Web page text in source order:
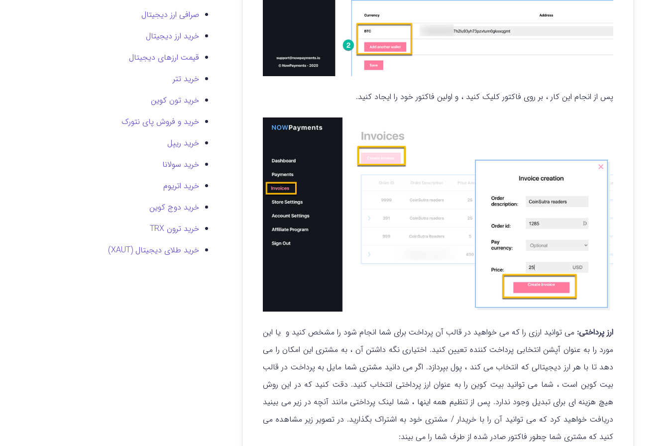
پس از انجام این کار ، بر روی فاکتور کلیک کنید ، و اولین فاکتور خود را ایجاد کنید.
ارز پرداختی: می توانید ارزی را که می خواهید در قالب آن پرداخت برای شما انجام شود را مشخص کنید و یا این
مورد را به عنوان آپشن انتخابی پرداخت کننده تعیین کنید. اختیاری نگه داشتن آن ، به مشتری این امکان را می
دهد تا با هر ارز دیجیتالی که انتخاب می کند ، پول بپردازد. اگر می دانید مشتری شما مایل به پرداخت در قالب
بیت کوین است ، شما می توانید بیت کوین را به عنوان ارز پرداختی انتخاب کنید. دقت کنید که در این روش
هیچ هزینه ای برای تبدیل وجود ندارد. پس از تنظیم همه اینها ، شما لینک پرداختی مانند آنچه در زیر می بینید
دریافت خواهید کرد که می توانید آن را با خریدار / مشتری خود به اشتراک بگذارید. در تصویر زیر مشاهده می
کنید که مشتری شما چطور فاکتور صادر شده از طرف شما را می بیند:
صرافی ارز دیجیتال
خرید ارز دیجیتال
قیمت ارزهای دیجیتال
خرید تتر
خرید تون کوین
خرید و فروش پای نتورک
خرید ریپل
خرید سولانا
خرید اتریوم
خرید دوج کوین
خرید ترون TRX
خرید طلای دیجیتال (XAUT)